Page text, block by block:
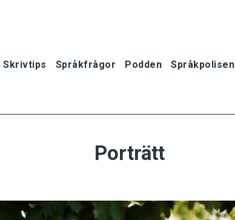
Skrivtips Språkfrågor Podden Språkpolisen
Porträtt